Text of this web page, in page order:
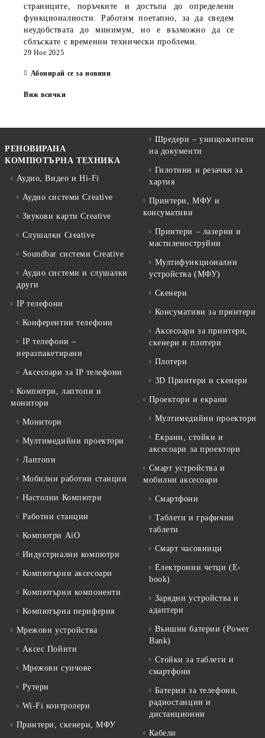
Адаптери и конвертори
Кабели
страниците, поръчките и достъпа до определени
функционалности. Работим поетапно, за да сведем
неудобствата до минимум, но е възможно да се
сблъскате с временни технически проблеми.
29 Ное 2025
Абонирай се за новини
Виж всички
РЕНОВИРАНА
КОМПЮТЪРНА ТЕХНИКА
Аудио, Видео и Hi-Fi
Аудио системи Creative
Звукови карти Creative
Слушалки Creative
Soundbar системи Creative
Аудио системи и слушалки
други
IP телефони
Конферентни телефони
IP телефони –
неразпакетирани
Аксесоари за IP телефони
Компютри, лаптопи и
монитори
Монитори
Мултимедийни проектори
Лаптопи
Мобилни работни станции
Настолни Компютри
Работни станции
Компютри AiO
Индустриални компютри
Компютърни аксесоари
Компютърни компоненти
Компютърна периферия
Мрежови устройства
Аксес Пойнти
Мрежови суичове
Рутери
Wi-Fi контролери
Принтери, скенери, МФУ
Шредери – унищожители
на документи
Гилотини и резачки за
хартия
Принтери, МФУ и
консумативи
Принтери – лазерни и
мастиленоструйни
Мултифункционални
устройства (МФУ)
Скенери
Консумативи за принтери
Аксесоари за принтери,
скенери и плотери
Плотери
3D Принтери и скенери
Проектори и екрани
Мултимедийни проектори
Екрани, стойки и
аксесоари за проектори
Смарт устройства и
мобилни аксесоари
Смартфони
Таблети и графични
таблети
Смарт часовници
Електронни четци (E-
book)
Зарядни устройства и
адаптери
Външни батерии (Power
Bank)
Стойки за таблети и
смартфони
Батерии за телефони,
радиостанции и
дистанционни
Кабели